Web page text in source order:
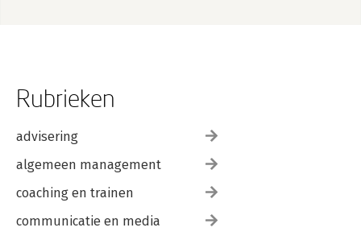
Rubrieken
advisering
algemeen management
coaching en trainen
communicatie en media